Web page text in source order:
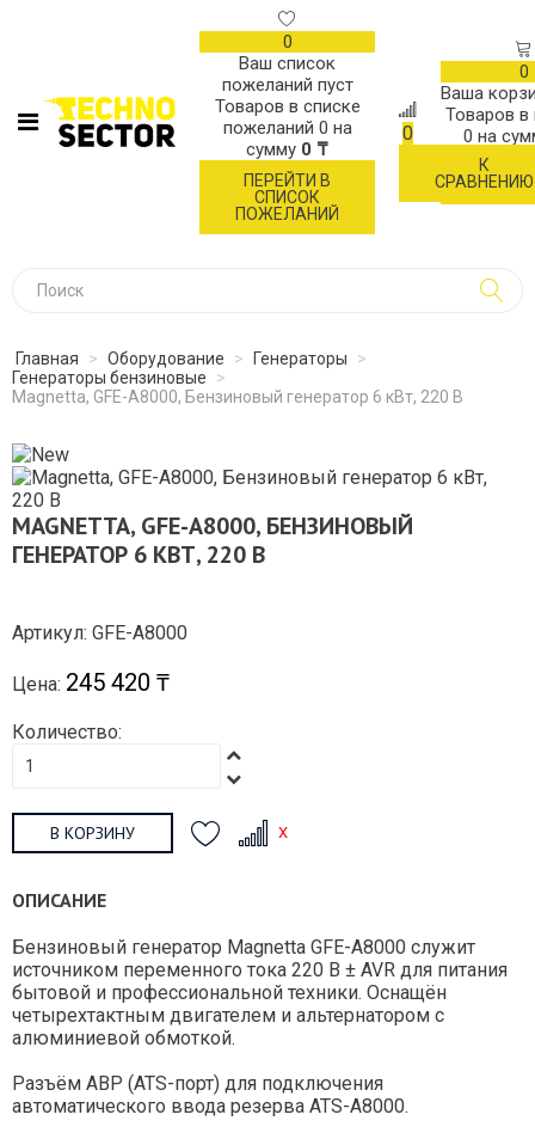
0
Ваш список
пожеланий пуст
Товаров в списке
пожеланий 0 на
сумму 0 ₸
ПЕРЕЙТИ В
СПИСОК
ПОЖЕЛАНИЙ
0
К
СРАВНЕНИЮ
0
Ваша
Товаров в
0 на
Главная > Оборудование > Генераторы
>
Генераторы бензиновые
>
Magnetta, GFE-A8000, Бензиновый генератор 6 кВт, 220 В
MAGNETTA, GFE-A8000, БЕНЗИНОВЫЙ
ГЕНЕРАТОР 6 КВТ, 220 В
Артикул: GFE-A8000
Цена: 245 420 ₸
Количество:
В КОРЗИНУ
ОПИСАНИЕ
Бензиновый генератор Magnetta GFE-A8000 служит
источником переменного тока 220 В ± AVR для питания
бытовой и профессиональной техники. Оснащён
четырехтактным двигателем и альтернатором с
алюминиевой обмоткой.
Разъём АВР (ATS-порт) для подключения
автоматического ввода резерва ATS-A8000.